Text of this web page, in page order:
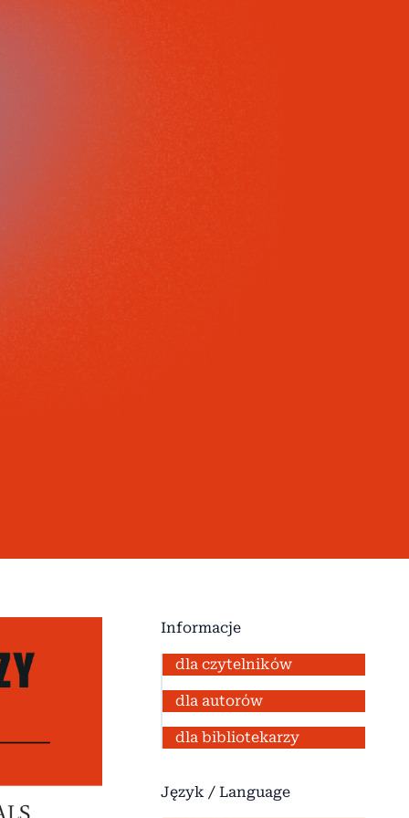
Informacje
dla czytelników
dla autorów
dla bibliotekarzy
Język / Language